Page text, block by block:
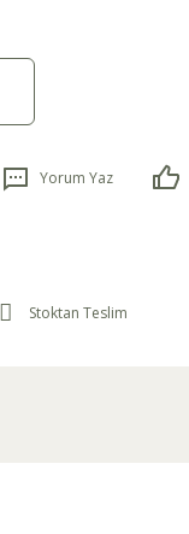
Yorum Yaz
Stoktan Teslim